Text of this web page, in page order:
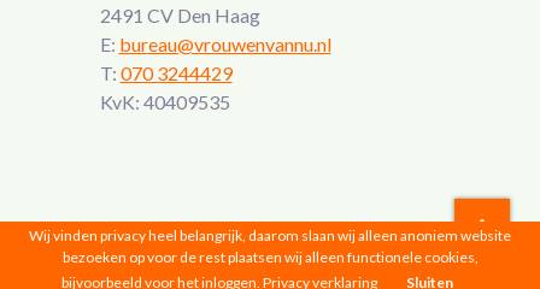
2491 CV Den Haag
E: bureau@vrouwenvannu.nl
T: 070 3244429
KvK: 40409535
Vrouwen van Nu © 2026 |Privacyverklaring
Wij vinden privacy heel belangrijk, daarom slaan wij alleen anoniem website
bezoeken op voor de rest plaatsen wij alleen functionele cookies,
bijvoorbeeld voor het inloggen. Privacy verklaring Sluiten